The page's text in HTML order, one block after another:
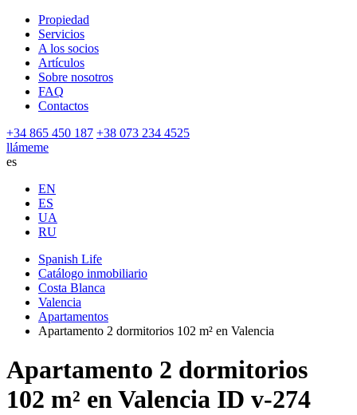
Propiedad
Servicios
A los socios
Artículos
Sobre nosotros
FAQ
Contactos
+34 865 450 187 +38 073 234 4525
llámeme
es
EN
ES
UA
RU
Spanish Life
Catálogo inmobiliario
Costa Blanca
Valencia
Apartamentos
Apartamento 2 dormitorios 102 m² en Valencia
Apartamento 2 dormitorios
102 m² en Valencia ID v-274